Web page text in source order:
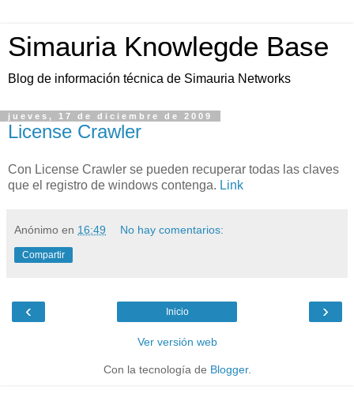
Simauria Knowlegde Base
Blog de información técnica de Simauria Networks
jueves, 17 de diciembre de 2009
License Crawler
Con License Crawler se pueden recuperar todas las claves
que el registro de windows contenga. Link
Anónimo en 16:49 No hay comentarios:
Compartir
‹ ›
Inicio
Ver versión web
Con la tecnología de Blogger.